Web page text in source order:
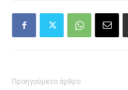
Προηγούμενο άρθρο